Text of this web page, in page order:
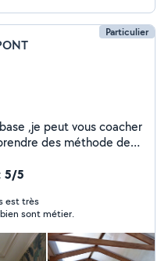
Particulier
,je peut vous coacher
des méthode de
peut vous assister dans
au montage. je fait
et d'électricité et
Réparation
a niveau, je peut donner
les chèques Cesu
5/5
est très
sont métier.